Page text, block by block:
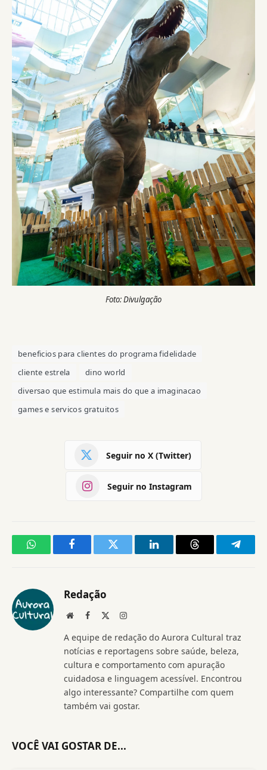
Foto: Divulgação
beneficios para clientes do programa fidelidade
cliente estrela
dino world
diversao que estimula mais do que a imaginacao
games e servicos gratuitos
Seguir no X (Twitter)
Seguir no Instagram
WhatsAppFacebookTwitter LinkedInThreads
Redação
WebsiteFacebook Instagram
A equipe de redação do Aurora Cultural traz
notícias e reportagens sobre saúde, beleza,
cultura e comportamento com apuração
cuidadosa e linguagem acessível. Encontrou
algo interessante? Compartilhe com quem
também vai gostar.
VOCÊ VAI GOSTAR DE...